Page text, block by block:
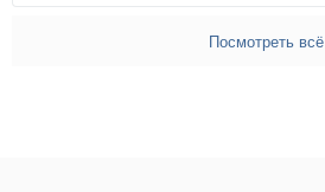
Посмотреть всё